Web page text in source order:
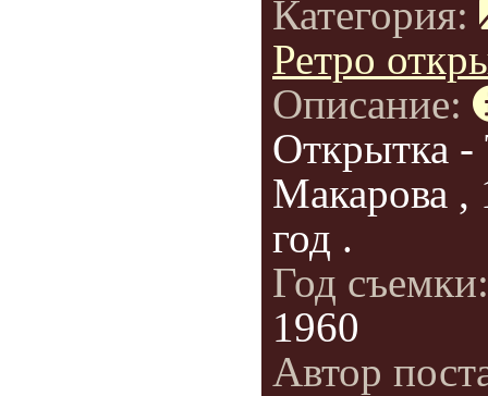
Категория:
Ретро
Описание:
Открытка -
Макарова ,
год .
Год
1960
Автор